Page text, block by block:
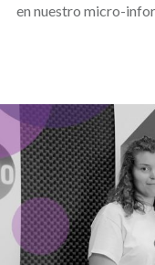
en nuestro micro-